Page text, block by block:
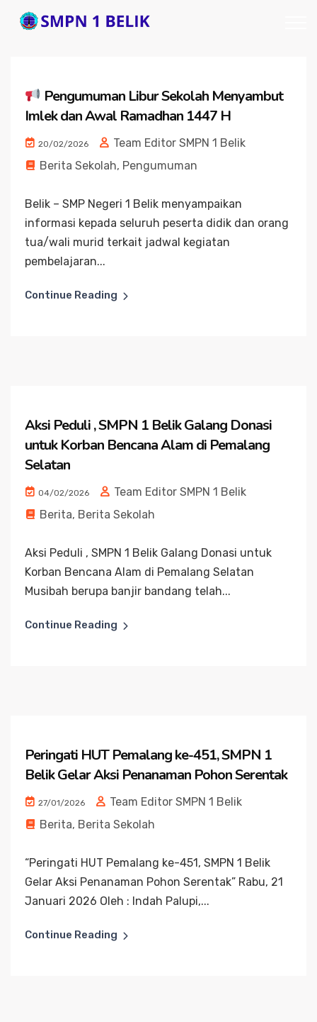
Pengumuman Libur Sekolah Menyambut
Imlek dan Awal Ramadhan 1447 H
20/02/2026
Team Editor SMPN 1 Belik
Berita Sekolah, Pengumuman
Belik – SMP Negeri 1 Belik menyampaikan
informasi kepada seluruh peserta didik dan orang
tua/wali murid terkait jadwal kegiatan
pembelajaran...
Continue Reading
Aksi Peduli , SMPN 1 Belik Galang Donasi
untuk Korban Bencana Alam di Pemalang
Selatan
04/02/2026
Team Editor SMPN 1 Belik
Berita, Berita Sekolah
Aksi Peduli , SMPN 1 Belik Galang Donasi untuk
Korban Bencana Alam di Pemalang Selatan
Musibah berupa banjir bandang telah...
Continue Reading
Peringati HUT Pemalang ke-451, SMPN 1
Belik Gelar Aksi Penanaman Pohon Serentak
27/01/2026
Team Editor SMPN 1 Belik
Berita, Berita Sekolah
“Peringati HUT Pemalang ke-451, SMPN 1 Belik
Gelar Aksi Penanaman Pohon Serentak” Rabu, 21
Januari 2026 Oleh : Indah Palupi,...
Continue Reading